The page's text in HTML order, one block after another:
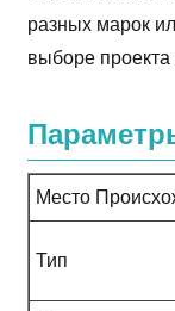
разных марок
выборе
Место
Тип